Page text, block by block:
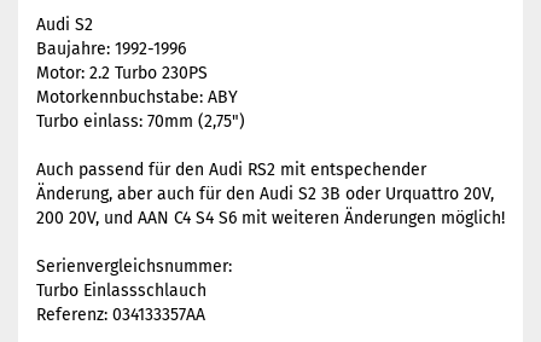
Audi S2
Baujahre: 1992-1996
Motor: 2.2 Turbo 230PS
Motorkennbuchstabe: ABY
Turbo einlass: 70mm (2,75")
Auch passend für den Audi RS2 mit entspechender
Änderung, aber auch für den Audi S2 3B oder Urquattro 20V,
200 20V, und AAN C4 S4 S6 mit weiteren Änderungen möglich!
Serienvergleichsnummer:
Turbo Einlassschlauch
Referenz: 034133357AA